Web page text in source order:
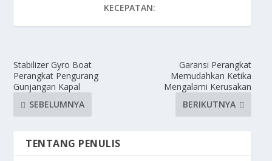
KECEPATAN:
Stabilizer Gyro Boat
Perangkat Pengurang
Gunjangan Kapal
SEBELUMNYA
Garansi Perangkat
Memudahkan Ketika
Mengalami Kerusakan
BERIKUTNYA
TENTANG PENULIS